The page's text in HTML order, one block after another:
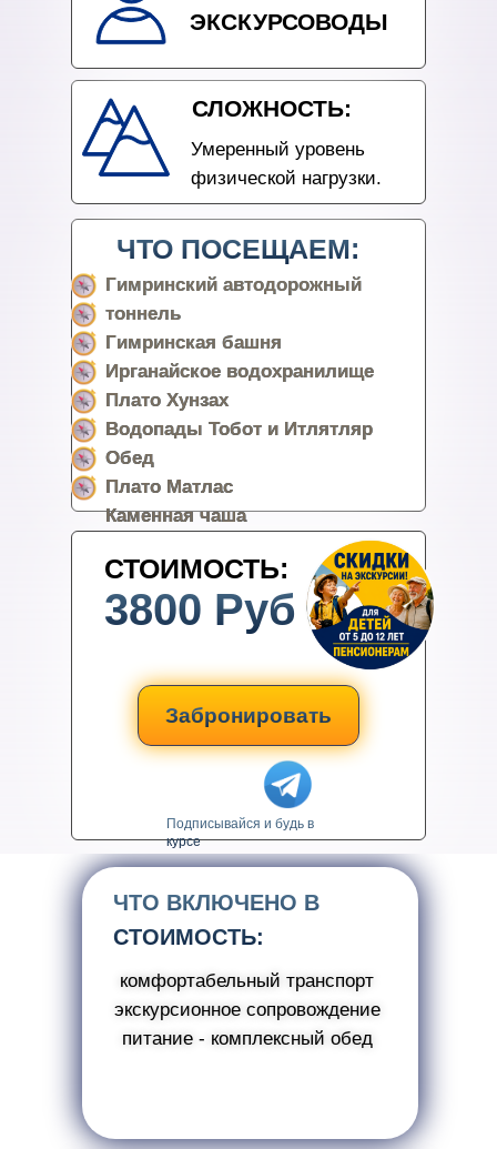
3800 Руб
СТОИМОСТЬ:
СЛОЖНОСТЬ:
ЭКСКУРСОВОДЫ
Умеренный уровень
физической нагрузки.
ЧТО ПОСЕЩАЕМ:
Забронировать
Подписывайся и будь в
курсе
Гимринский автодорожный
тоннель
Гимринская башня
Ирганайское водохранилище
Плато Хунзах
Водопады Тобот и Итлятляр
Обед
Плато Матлас
Каменная чаша
комфортабельный транспорт
экскурсионное сопровождение
питание - комплексный обед
ЧТО ВКЛЮЧЕНО В
СТОИМОСТЬ: